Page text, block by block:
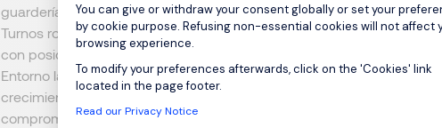
You can give or withdraw your consent globally or set your
by cookie purpose. Refusing non-essential cookies will not affect
browsing experience.
To modify your preferences afterwards, click on the 'Cookies' link
located in the page footer.
Read our Privacy Notice
Axeptio consent
guardería, ticket transporte y seguro de salud con AXA.
Turnos rotativos de mañana y tarde. Si es de tu interés también
con posiciones que son solo de turno de noche.
Entorno laboral estable dentro de una organización sólida y en
crecimiento. Incorporación a un equipo profesional, cercano y
comprometido con la atención de calidad.